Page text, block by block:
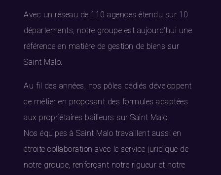
Avec un réseau de 110 agences étendu sur 10
départements, notre groupe est aujourd’hui une
référence en matière de gestion de biens sur
Saint Malo.
Au fil des années, nos pôles dédiés développent
ce métier en proposant des formules adaptées
aux propriétaires bailleurs sur Saint Malo.
Nos équipes à Saint Malo travaillent aussi en
étroite collaboration avec le service juridique de
notre groupe, renforçant notre rigueur et notre